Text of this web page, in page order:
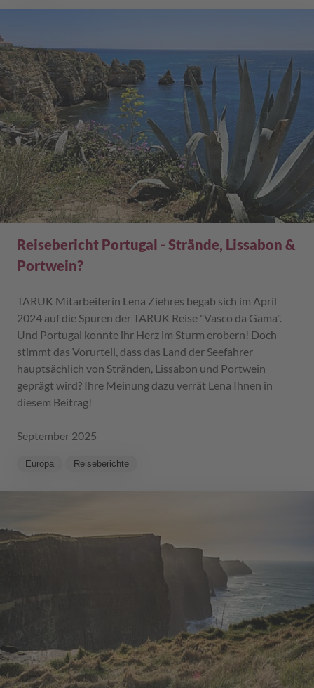
Reisebericht Portugal - Strände, Lissabon &
Portwein?
TARUK Mitarbeiterin Lena Ziehres begab sich im April
2024 auf die Spuren der TARUK Reise "Vasco da Gama".
Und Portugal konnte ihr Herz im Sturm erobern! Doch
stimmt das Vorurteil, dass das Land der Seefahrer
hauptsächlich von Stränden, Lissabon und Portwein
geprägt wird? Ihre Meinung dazu verrät Lena Ihnen in
diesem Beitrag!
September 2025
Europa Reiseberichte